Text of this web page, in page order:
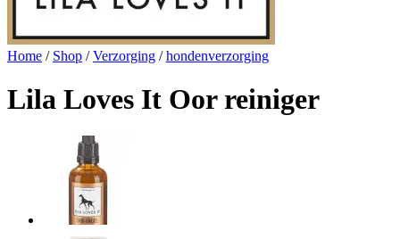
Home / Shop / Verzorging / hondenverzorging
Lila Loves It Oor reiniger